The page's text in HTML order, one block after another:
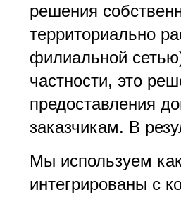
решения
территориально
филиальной
частности, это
предоставления
заказчикам. В
Мы используем
интегрированы с